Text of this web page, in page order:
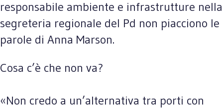
responsabile ambiente e infrastrutture nella
segreteria regionale del Pd non piacciono le
parole di Anna Marson.
Cosa c’è che non va?
«Non credo a un’alternativa tra porti con